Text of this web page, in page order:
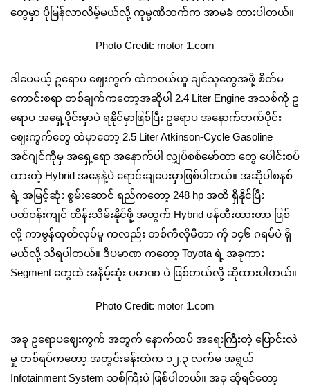
တွေမှာ ပိုမြန်လာလိမ့်မယ်လို့ ကုမ္ပဏီဘက်က အာမခံ ထားပါတယ်။
Photo Credit: motor 1.com
ဒါပေမယ့် ဥရောပ ဈေးကွက် ထဲကဝယ်ယူ ချင်သူတွေအဖို့ စိတ်မ
ကောင်းစရာ တစ်ချက်ကတော့အဆိုပါ 2.4 Liter Engine အသစ်ကို ဥ
ရောပ အရှေ့ပိုင်းမှာပဲ ရနိုင်မှာဖြစ်ပြီး ဥရောပ အနောက်ဘက်ပိုင်း
ဈေးကွက်တွေ ထဲမှာတော့ 2.5 Liter Atkinson-Cycle Gasoline
အင်ဂျင်ကိုမှ အရှေ့ရော အနောက်ပါ လျှပ်စစ်မော်တာ တွေ ပေါင်းစပ်
ထားတဲ့ Hybrid အနေနဲ့ပဲ ရောင်းချပေးမှာဖြစ်ပါတယ်။ အဆိုပါစနစ်
ရဲ့ အမြင့်ဆုံး စွမ်းဆောင် ရည်ကတော့ 248 hp အထိ ရှိနိုင်ပြီး
ပတ်ဝန်းကျင် ထိန်းသိမ်းနိုင်ဖို့ အတွက် Hybrid ဖန်တီးထားတာ ဖြစ်
လို့ ကာဗွန်ထုတ်လုပ်မှု ကလည်း တစ်ကီလိုမီတာ ကို ၁၄၆ ဂရမ်ပဲ ရှိ
မယ်လို့ သိရပါတယ်။ ဒီပမာဏ ကတော့ Toyota ရဲ့ အခုကား
Segment တွေထဲ အနိမ့်ဆုံး ပမာဏ ပဲ ဖြစ်တယ်လို့ ဆိုထားပါတယ်။
Photo Credit: motor 1.com
အခု ဥရောပဈေးကွက် အတွက် နောက်ထပ် အရေးကြီးတဲ့ ပြောင်းလဲ
မှု တစ်ရပ်ကတော့ အတွင်းခန်းထဲက ၁၂.၃ လက်မ အရွယ်
Infotainment System သစ်ကြီးပဲ ဖြစ်ပါတယ်။ အခု ဆိုရင်တော့